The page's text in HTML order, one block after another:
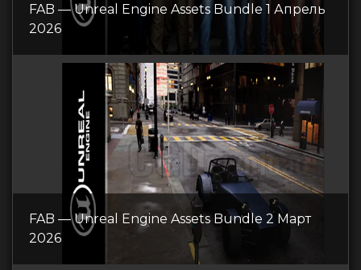
FAB — Unreal Engine Assets Bundle 1 Апрель
2026
FAB — Unreal Engine Assets Bundle 2 Март
2026